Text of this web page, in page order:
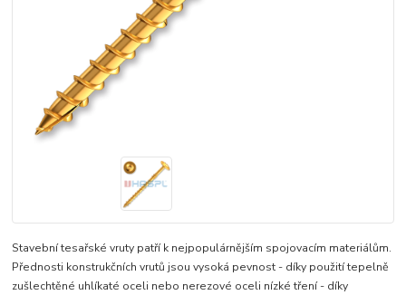
Stavební tesařské vruty patří k nejpopulárnějším spojovacím materiálům.
Přednosti konstrukčních vrutů jsou vysoká pevnost - díky použití tepelně
zušlechtěné uhlíkaté oceli nebo nerezové oceli nízké tření - díky